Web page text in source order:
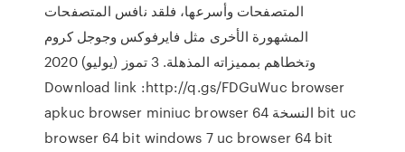
المتصفحات وأسرعها، فلقد نافس المتصفحات
المشهورة الأخرى مثل فايرفوكس وجوجل كروم
وتخطاهم بمميزاته المذهلة. 3 تموز (يوليو) 2020
Download link :http://q.gs/FDGuWuc browser
apkuc browser miniuc browser النسخة 64 bit uc
browser 64 bit windows 7 uc browser 64 bit